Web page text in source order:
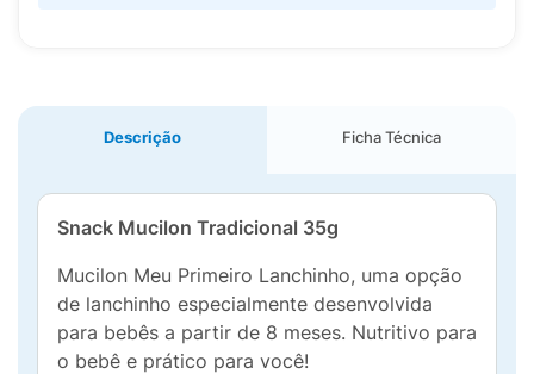
Descrição Ficha Técnica
Snack Mucilon Tradicional 35g
Mucilon Meu Primeiro Lanchinho, uma opção
de lanchinho especialmente desenvolvida
para bebês a partir de 8 meses. Nutritivo para
o bebê e prático para você!